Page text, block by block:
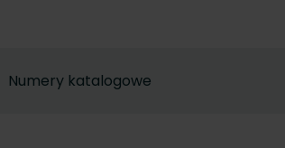
Numery katalogowe